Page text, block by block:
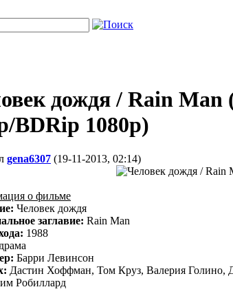
дождя / Rain
BDRip 1080p)
gena6307 (19-11-2013, 02:14)
о фильме
Человек дождя
заглавие: Rain Man
1988
драма
Барри Левинсон
Дастин Хоффман, Том Круз, Валерия
Робиллард